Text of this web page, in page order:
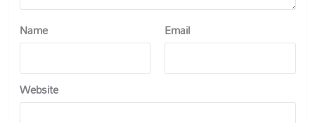
Name Email
Website